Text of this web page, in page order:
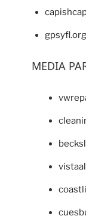
gpsyfl.org
MEDIA